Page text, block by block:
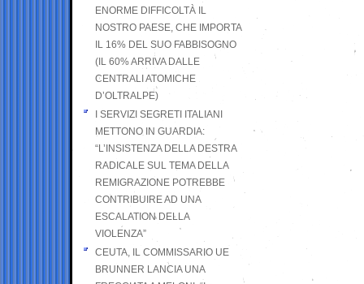
ENORME DIFFICOLTÀ IL
NOSTRO PAESE, CHE IMPORTA
IL 16% DEL SUO FABBISOGNO
(IL 60% ARRIVA DALLE
CENTRALI ATOMICHE
D’OLTRALPE)
I SERVIZI SEGRETI ITALIANI
METTONO IN GUARDIA:
“L’INSISTENZA DELLA DESTRA
RADICALE SUL TEMA DELLA
REMIGRAZIONE POTREBBE
CONTRIBUIRE AD UNA
ESCALATION DELLA
VIOLENZA”
CEUTA, IL COMMISSARIO UE
BRUNNER LANCIA UNA